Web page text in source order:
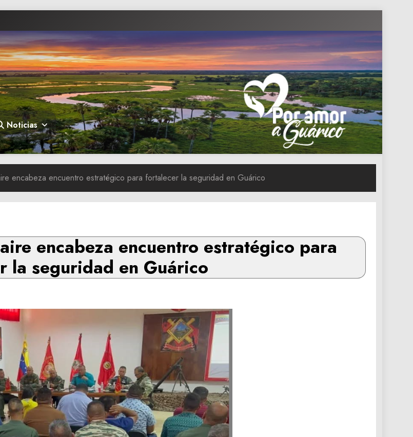
Noticias
encabeza encuentro estratégico para fortalecer la seguridad en Guárico
encabeza encuentro estratégico para
la seguridad en Guárico